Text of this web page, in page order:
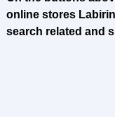
online stores
search related and